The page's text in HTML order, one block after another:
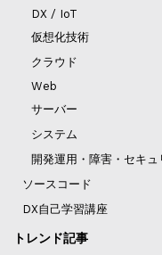
DX / IoT
仮想化技術
クラウド
Web
サーバー
システム
開発運用・障害・セキュ
ソースコード
DX自己学習講座
トレンド記事